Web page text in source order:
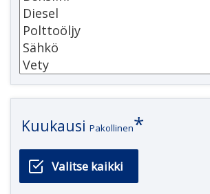
Kuukausi Pakollinen